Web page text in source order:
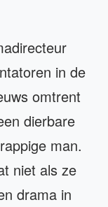
in de
omtrent
dierbare
man.
niet als ze
drama in